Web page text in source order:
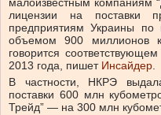
малоизвестным компаниям
лицензии на поставки
предприятиям Украины
объемом 900 миллионов
говорится
2013 года, пишет Инсайдер.
В частности, НКРЭ
поставки 600 млн
Трейд” — на 300 млн